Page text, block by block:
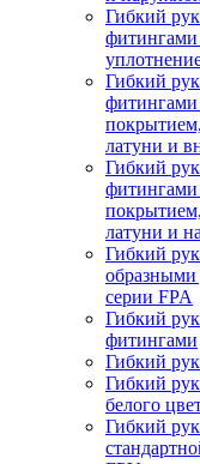
Гибкий
Гибкий
латуни и
Гибкий
латуни и
Гибкий
образными
серии FPA
Гибкий
фитингами
Гибкий
Гибкий
белого
Гибкий